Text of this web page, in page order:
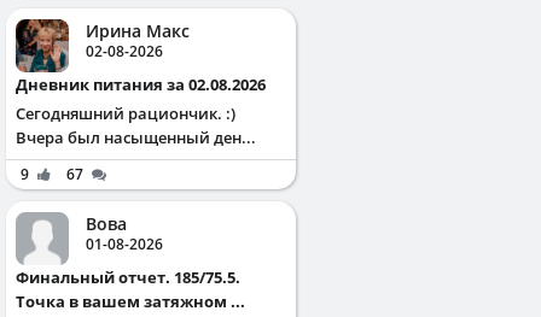
Ирина Макс
02-08-2026
Дневник питания за 02.08.2026
Сегодняшний рациончик. :)
Вчера был насыщенный ден...
9 67
Вова
01-08-2026
Финальный отчет. 185/75.5.
Точка в вашем затяжном ...